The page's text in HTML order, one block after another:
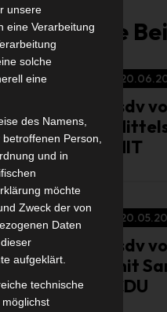
Ähnliche
isdv
MIT
isdv
mit
CDU
unsere
eine Verarbeitung
solche
eine
des Namens,
Person,
und in
möchte
Zweck der von
Daten
aufgeklärt.
technische